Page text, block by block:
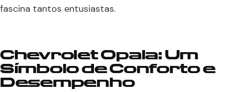
fascina tantos entusiastas.
Chevrolet Opala: Um
Símbolo de Conforto e
Desempenho